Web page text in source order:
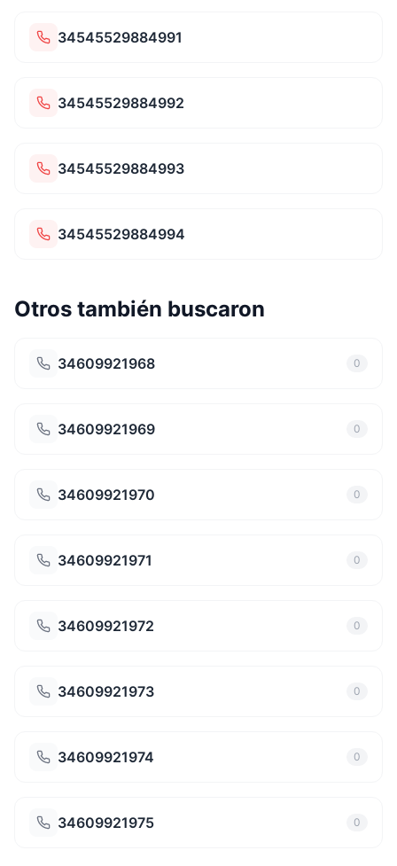
34545529884991
34545529884992
34545529884993
34545529884994
Otros también buscaron
34609921968 0
34609921969 0
34609921970 0
34609921971 0
34609921972 0
34609921973 0
34609921974 0
34609921975 0